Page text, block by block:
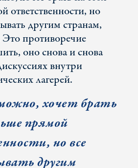
ответственности, но
другим странам,
Это противоречие
оно снова и снова
внутри
лагерей.
хочет брать
прямой
но все
другим